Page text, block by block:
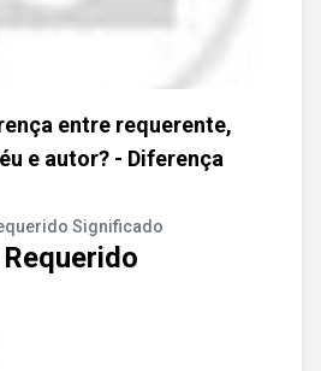
entre requerente,
e autor? - Diferença
Significado